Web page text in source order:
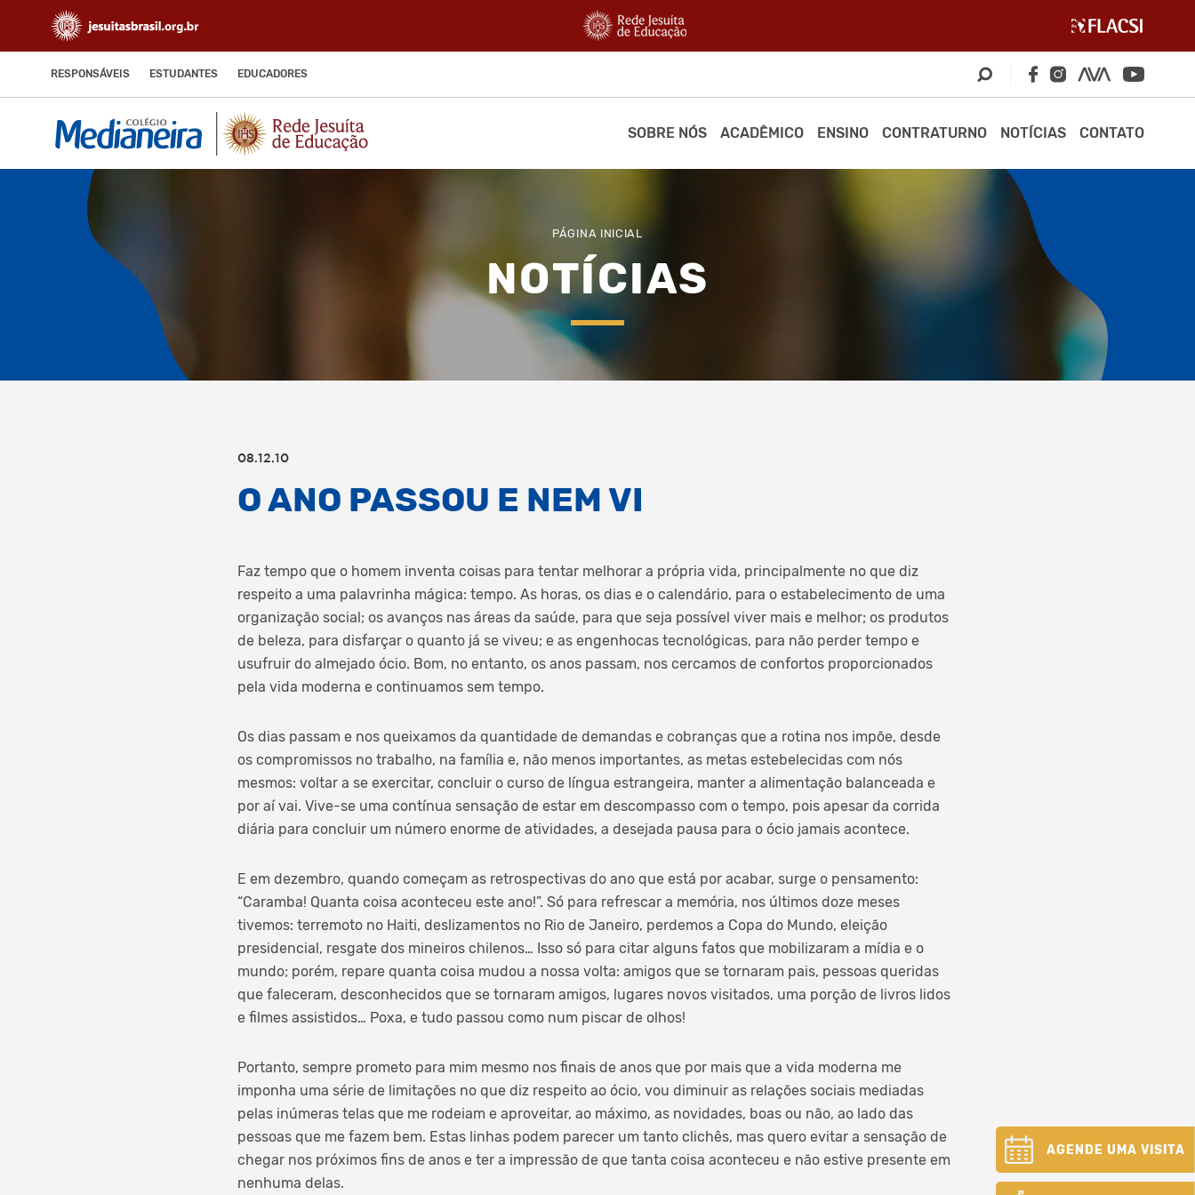
RESPONSÁVEIS ESTUDANTES EDUCADORES
SOBRE NÓS ACADÊMICO ENSINO CONTRATURNO NOTÍCIAS CONTATO
PÁGINA INICIAL
NOTÍCIAS
08.12.10
O ANO PASSOU E NEM VI
Faz tempo que o homem inventa coisas para tentar melhorar a própria vida, principalmente no que diz
respeito a uma palavrinha mágica: tempo. As horas, os dias e o calendário, para o estabelecimento de uma
organização social; os avanços nas áreas da saúde, para que seja possível viver mais e melhor; os produtos
de beleza, para disfarçar o quanto já se viveu; e as engenhocas tecnológicas, para não perder tempo e
usufruir do almejado ócio. Bom, no entanto, os anos passam, nos cercamos de confortos proporcionados
pela vida moderna e continuamos sem tempo.
Os dias passam e nos queixamos da quantidade de demandas e cobranças que a rotina nos impõe, desde
os compromissos no trabalho, na família e, não menos importantes, as metas estebelecidas com nós
mesmos: voltar a se exercitar, concluir o curso de língua estrangeira, manter a alimentação balanceada e
por aí vai. Vive-se uma contínua sensação de estar em descompasso com o tempo, pois apesar da corrida
diária para concluir um número enorme de atividades, a desejada pausa para o ócio jamais acontece.
E em dezembro, quando começam as retrospectivas do ano que está por acabar, surge o pensamento:
“Caramba! Quanta coisa aconteceu este ano!”. Só para refrescar a memória, nos últimos doze meses
tivemos: terremoto no Haiti, deslizamentos no Rio de Janeiro, perdemos a Copa do Mundo, eleição
presidencial, resgate dos mineiros chilenos… Isso só para citar alguns fatos que mobilizaram a mídia e o
mundo; porém, repare quanta coisa mudou a nossa volta: amigos que se tornaram pais, pessoas queridas
que faleceram, desconhecidos que se tornaram amigos, lugares novos visitados, uma porção de livros lidos
e filmes assistidos… Poxa, e tudo passou como num piscar de olhos!
Portanto, sempre prometo para mim mesmo nos finais de anos que por mais que a vida moderna me
imponha uma série de limitações no que diz respeito ao ócio, vou diminuir as relações sociais mediadas
pelas inúmeras telas que me rodeiam e aproveitar, ao máximo, as novidades, boas ou não, ao lado das
pessoas que me fazem bem. Estas linhas podem parecer um tanto clichês, mas quero evitar a sensação de
chegar nos próximos fins de anos e ter a impressão de que tanta coisa aconteceu e não estive presente em
nenhuma delas.
AGENDE UMA VISITA